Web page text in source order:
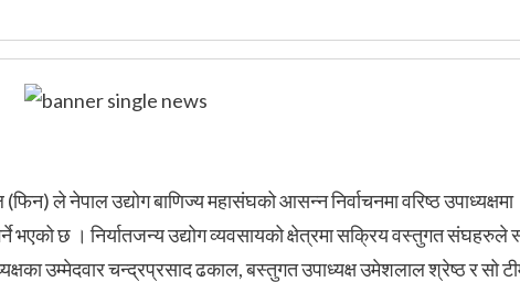
ले नेपाल उद्योग बाणिज्य महासंघको आसन्न निर्वाचनमा वरिष्ठ उपाध्यक्षमा
भएको छ । निर्यातजन्य उद्योग व्यवसायको क्षेत्रमा सक्रिय वस्तुगत संघहरुले
उम्मेदवार चन्द्रप्रसाद ढकाल, बस्तुगत उपाध्यक्ष उमेशलाल श्रेष्ठ र सो